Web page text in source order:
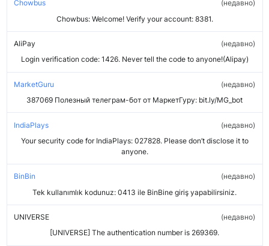
Chowbus
Chowbus: Welcome! Verify your account: 8381.
недавно
AliPay
Login verification code: 1426. Never tell the code to anyone!(Alipay)
недавно
MarketGuru
387069 Полезный телеграм-бот от МаркетГуру: bit.ly/MG_bot
недавно
IndiaPlays
Your security code for IndiaPlays: 027828. Please don’t disclose it to
anyone.
недавно
BinBin
Tek kullanımlık kodunuz: 0413 ile BinBine giriş yapabilirsiniz.
недавно
UNIVERSE
[UNIVERSE] The authentication number is 269369.
недавно